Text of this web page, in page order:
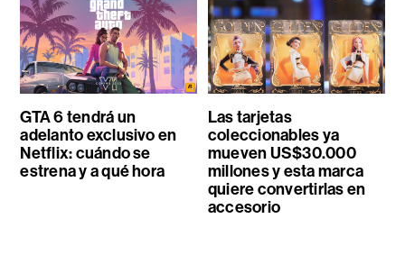
GTA 6 tendrá un
adelanto exclusivo en
Netflix: cuándo se
estrena y a qué hora
Las tarjetas
coleccionables ya
mueven US$30.000
millones y esta marca
quiere convertirlas en
accesorio